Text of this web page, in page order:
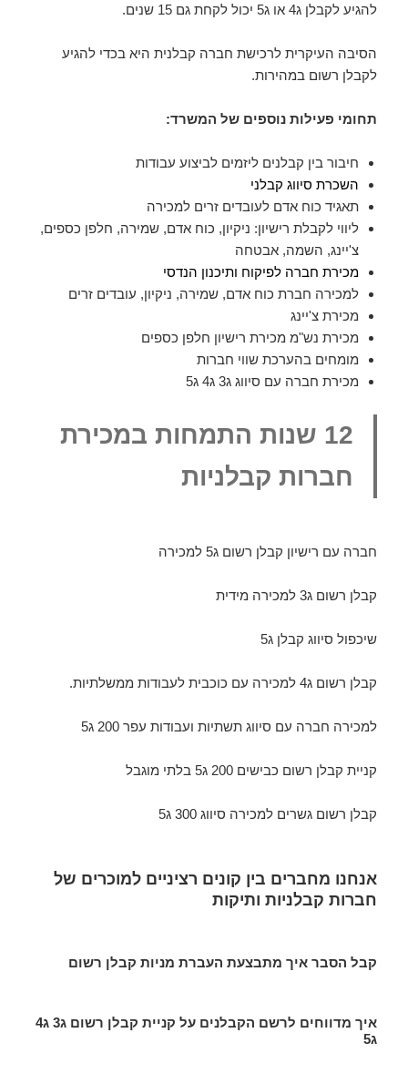
להגיע לקבלן ג4 או ג5 יכול לקחת גם 15 שנים.
הסיבה העיקרית לרכישת חברה קבלנית היא בכדי להגיע
לקבלן רשום במהירות.
תחומי פעילות נוספים של המשרד:
חיבור בין קבלנים ליזמים לביצוע עבודות
השכרת סיווג קבלני
תאגיד כוח אדם לעובדים זרים למכירה
ליווי לקבלת רישיון: ניקיון, כוח אדם, שמירה, חלפן כספים,
צ'יינג, השמה, אבטחה
מכירת חברה לפיקוח ותיכנון הנדסי
למכירה חברת כוח אדם, שמירה, ניקיון, עובדים זרים
מכירת צ'יינג
מכירת נש"מ מכירת רישיון חלפן כספים
מומחים בהערכת שווי חברות
מכירת חברה עם סיווג ג3 ג4 ג5
12 שנות התמחות במכירת
חברות קבלניות
חברה עם רישיון קבלן רשום ג5 למכירה
קבלן רשום ג3 למכירה מידית
שיכפול סיווג קבלן ג5
קבלן רשום ג4 למכירה עם כוכבית לעבודות ממשלתיות.
למכירה חברה עם סיווג תשתיות ועבודות עפר 200 ג5
קניית קבלן רשום כבישים 200 ג5 בלתי מוגבל
קבלן רשום גשרים למכירה סיווג 300 ג5
אנחנו מחברים בין קונים רציניים למוכרים של
חברות קבלניות ותיקות
קבל הסבר איך מתבצעת העברת מניות קבלן רשום
איך מדווחים לרשם הקבלנים על קניית קבלן רשום ג3 ג4
ג5